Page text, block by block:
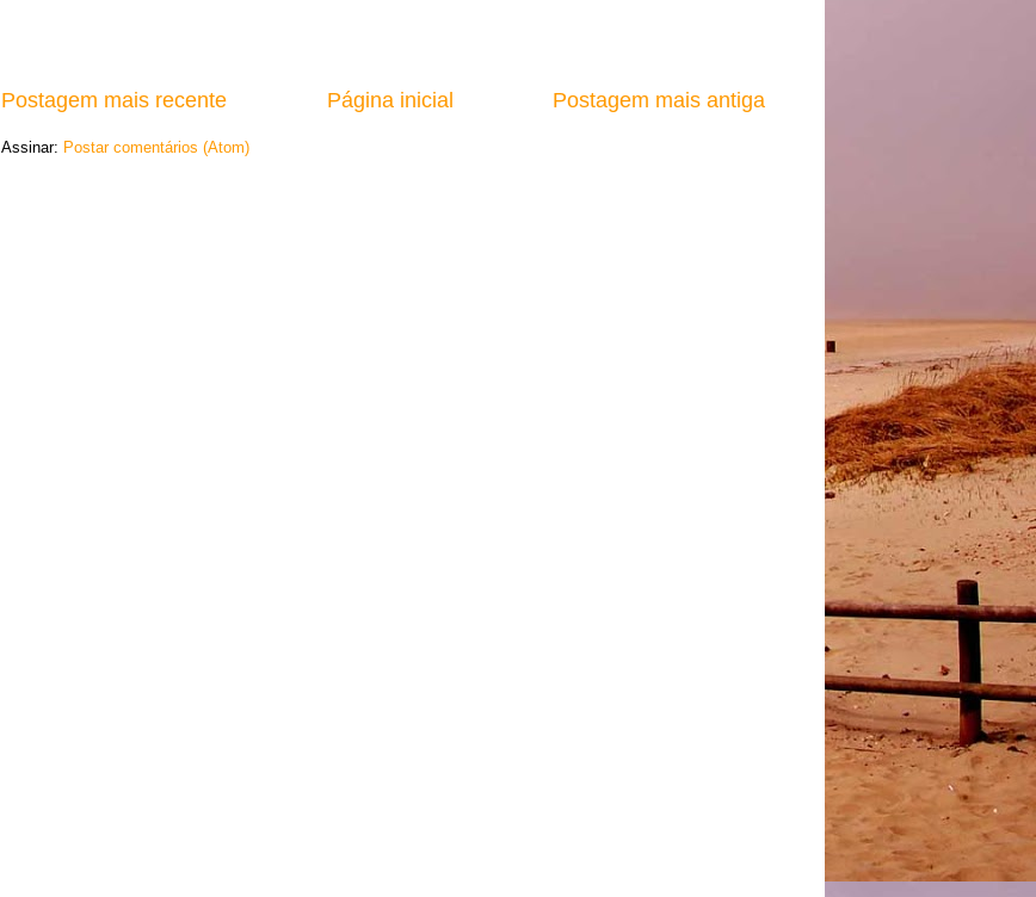
Postagem mais recente Postagem mais antiga
Página inicial
Assinar: Postar comentários (Atom)